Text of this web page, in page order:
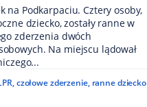
na Podkarpaciu. Cztery osoby,
dziecko, zostały ranne w
zderzenia dwóch
Na miejscu lądował
,czołowe zderzenie, ranne dziecko